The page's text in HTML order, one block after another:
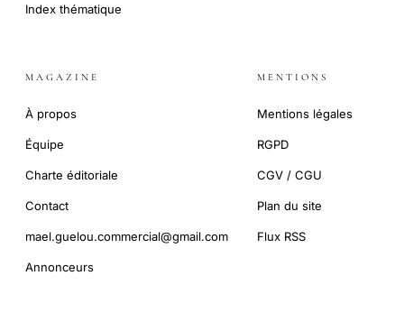
Index thématique
MAGAZINE
À propos
Équipe
Charte éditoriale
Contact
mael.guelou.commercial@gmail.com
Annonceurs
MENTIONS
Mentions légales
RGPD
CGV / CGU
Plan du site
Flux RSS